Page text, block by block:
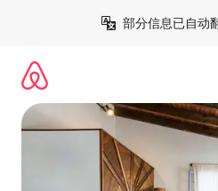
部分信息已自动